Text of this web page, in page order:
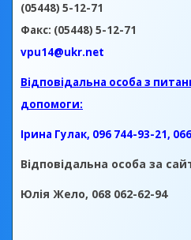
(05448) 5-12-71
Факс: (05448) 5-12-71
vpu14@ukr.net
Відповідальна особа з
допомоги:
Ірина Гулак, 096 744-93-21,
Відповідальна особа за
Юлія Жело, 068 062-62-94